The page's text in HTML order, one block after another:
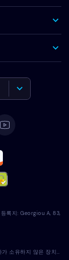
록지: Georgiou A, 83,
Eyezy 소프트웨어는 합법적인 용도로만 사용됩니다. 귀하가 소유하지 않은 장치에 라이선스 소프트웨어를 설치하는 것은 해당 법률 및 현지 관할 법률을 위반하는 것입니다. 법에 따라 일반적으로 라이선스 소프트웨어를 설치하려는 장치의 소유자에게 이를 통지해야 합니다. 이 요건을 위반하면 위반자에게 심각한 금전적 및 형사적 처벌이 부과될 수 있습니다. 귀하는 라이센스 소프트웨어를 설치 및 사용하기 전에 귀하의 관할권 내에서 라이센스 소프트웨어 사용의 적법성과 관련하여 자신의 법률 고문과 상의해야 합니다. 라이선스 소프트웨어를 해당 장치에 설치하는 것에 대한 책임은 전적으로 귀하에게 있으며, Eyezy는 이에 대해 책임을 지지 않음을 인지하고 있습니다.